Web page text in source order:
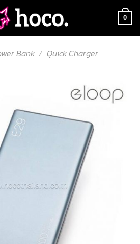
0
Bank / Quick Charger